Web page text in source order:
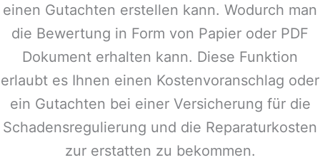
einen Gutachten erstellen kann. Wodurch man
die Bewertung in Form von Papier oder PDF
Dokument erhalten kann. Diese Funktion
erlaubt es Ihnen einen Kostenvoranschlag oder
ein Gutachten bei einer Versicherung für die
Schadensregulierung und die Reparaturkosten
zur erstatten zu bekommen.